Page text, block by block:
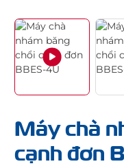
Máy chà
cạnh đơn